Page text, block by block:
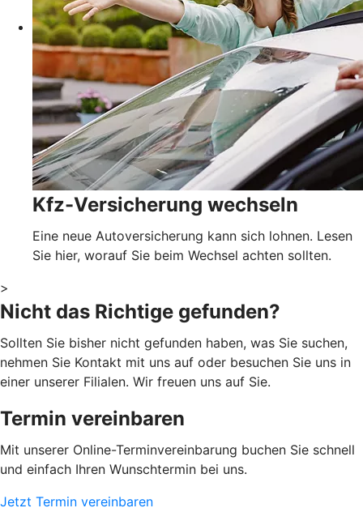
Kfz-Versicherung wechseln
Eine neue Autoversicherung kann sich lohnen. Lesen
Sie hier, worauf Sie beim Wechsel achten sollten.
>
Nicht das Richtige gefunden?
Sollten Sie bisher nicht gefunden haben, was Sie suchen,
nehmen Sie Kontakt mit uns auf oder besuchen Sie uns in
einer unserer Filialen. Wir freuen uns auf Sie.
Termin vereinbaren
Mit unserer Online-Terminvereinbarung buchen Sie schnell
und einfach Ihren Wunschtermin bei uns.
Jetzt Termin vereinbaren